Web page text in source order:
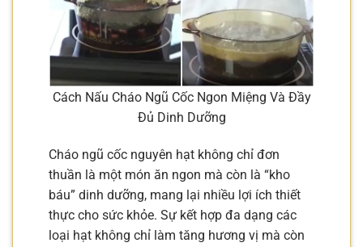
Cách Nấu Cháo Ngũ Cốc Ngon Miệng Và Đầy
Đủ Dinh Dưỡng
Cháo ngũ cốc nguyên hạt không chỉ đơn
thuần là một món ăn ngon mà còn là “kho
báu” dinh dưỡng, mang lại nhiều lợi ích thiết
thực cho sức khỏe. Sự kết hợp đa dạng các
loại hạt không chỉ làm tăng hương vị mà còn